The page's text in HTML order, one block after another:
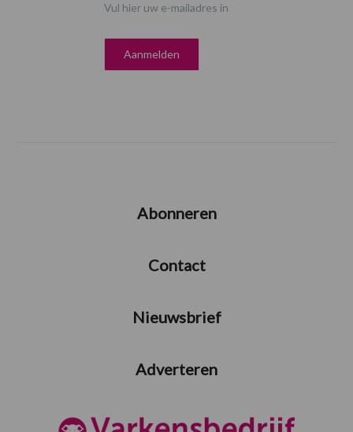
Vul hier uw e-mailadres in
Abonneren
Contact
Nieuwsbrief
Adverteren